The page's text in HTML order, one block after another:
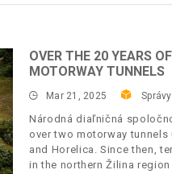
OVER THE 20 YEARS
MOTORWAY TUNNELS
Mar 21, 2025 Správy
Národná diaľničná
over two motorway
and Horelica. Since then,
in the northern Žilina